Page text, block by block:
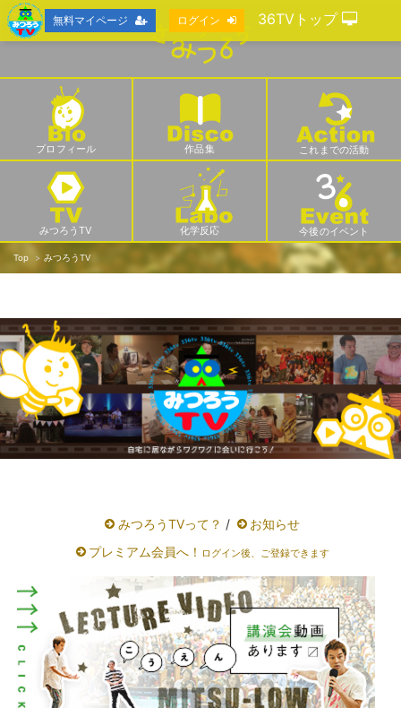
プロフィール 作品集 これまでの活動
みつろうTV 化学反応 今後のイベント
Top みつろうTV
みつろうTVって？ /
お知らせ
プレミアム会員へ！ ログイン後、ご登録できます
無料マイページ ログイン 36TVトップ